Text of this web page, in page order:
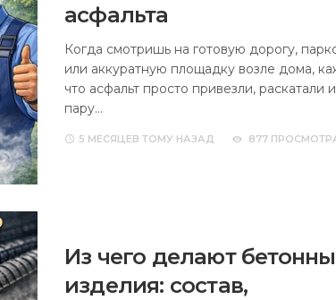
асфальта
Когда смотришь на готовую дорогу,
или аккуратную площадку возле дома,
что асфальт просто привезли, раскатали
пару…
5 МЕСЯЦЕВ ТОМУ НАЗАД 877
Из чего делают
изделия: состав,